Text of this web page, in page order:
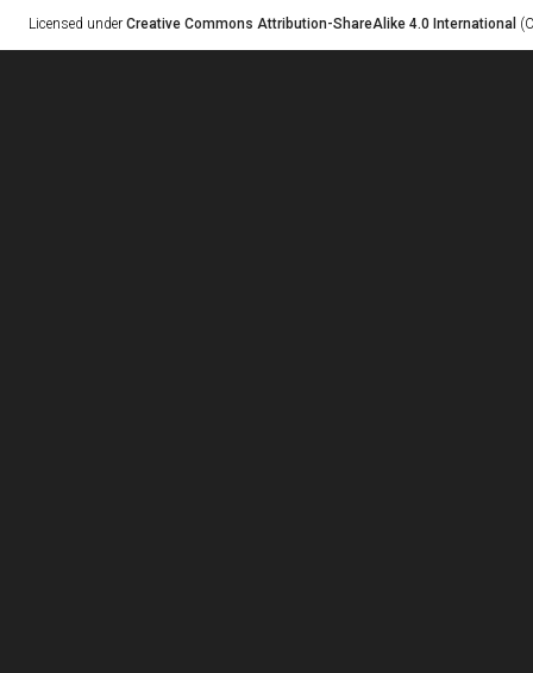
Licensed under Creative Commons Attribution-ShareAlike 4.0 International